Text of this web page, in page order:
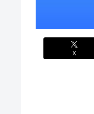
X